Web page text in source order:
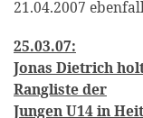
21.04.2007
25.03.07:
Jonas Dietrich
Rangliste der
Jungen U14 in